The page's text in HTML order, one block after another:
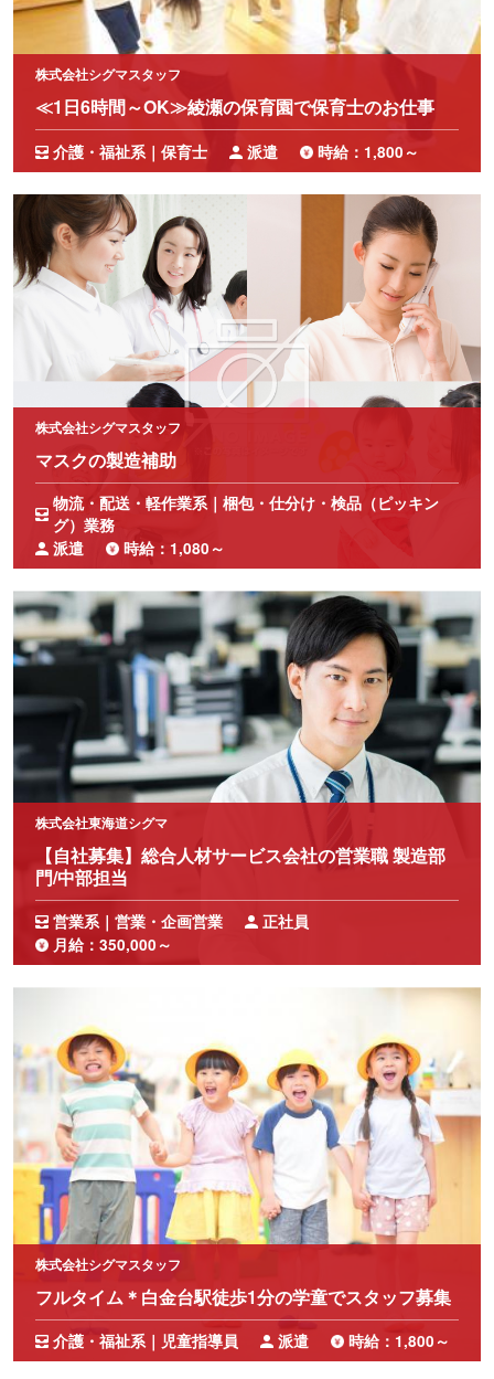
株式会社シグマスタッフ
≪1日6時間～OK≫綾瀬の保育園で保育士のお仕事
介護・福祉系｜保育士 派遣 時給：1,800～
株式会社シグマスタッフ
マスクの製造補助
物流・配送・軽作業系｜梱包・仕分け・検品（ピッキン
グ）業務
派遣
時給：1,080～
株式会社東海道シグマ
【自社募集】総合人材サービス会社の営業職 製造部
門/中部担当
営業系｜営業・企画営業
正社員
月給：350,000～
株式会社シグマスタッフ
フルタイム＊白金台駅徒歩1分の学童でスタッフ募集
介護・福祉系｜児童指導員 派遣 時給：1,800～